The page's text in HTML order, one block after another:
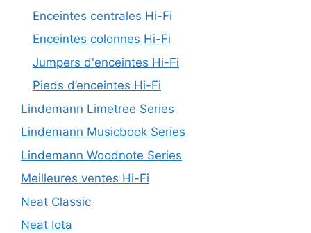
Enceintes centrales Hi-Fi
Enceintes colonnes Hi-Fi
Jumpers d'enceintes Hi-Fi
Pieds d’enceintes Hi-Fi
Lindemann Limetree Series
Lindemann Musicbook Series
Lindemann Woodnote Series
Meilleures ventes Hi-Fi
Neat Classic
Neat Iota